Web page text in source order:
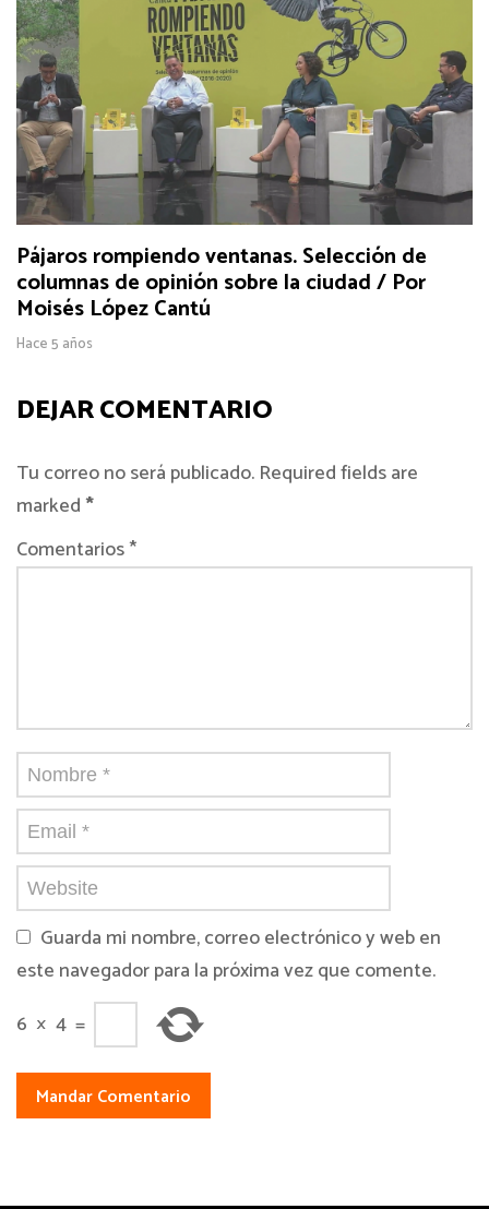
Pájaros rompiendo ventanas. Selección de
columnas de opinión sobre la ciudad / Por
Moisés López Cantú
Hace 5 años
DEJAR COMENTARIO
Tu correo no será publicado. Required fields are
marked*
Comentarios *
Guarda mi nombre, correo electrónico y web en
este navegador para la próxima vez que comente.
6 × 4 =